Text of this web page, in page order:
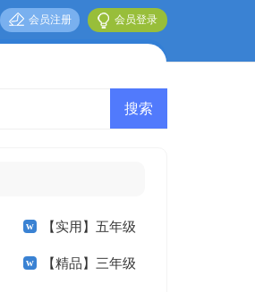
会员登录
会员注册
【实用】五年级
家乡的作文锦集六篇
【精品】三年级